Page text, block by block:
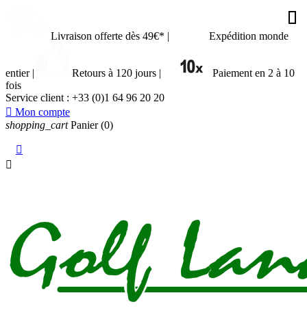
Livraison offerte dès 49€* | Expédition monde
entier | Retours à 120 jours |
Paiement en 2 à 10
fois
Service client : +33 (0)1 64 96 20 20
 Mon compte
shopping_cart Panier (0)









































